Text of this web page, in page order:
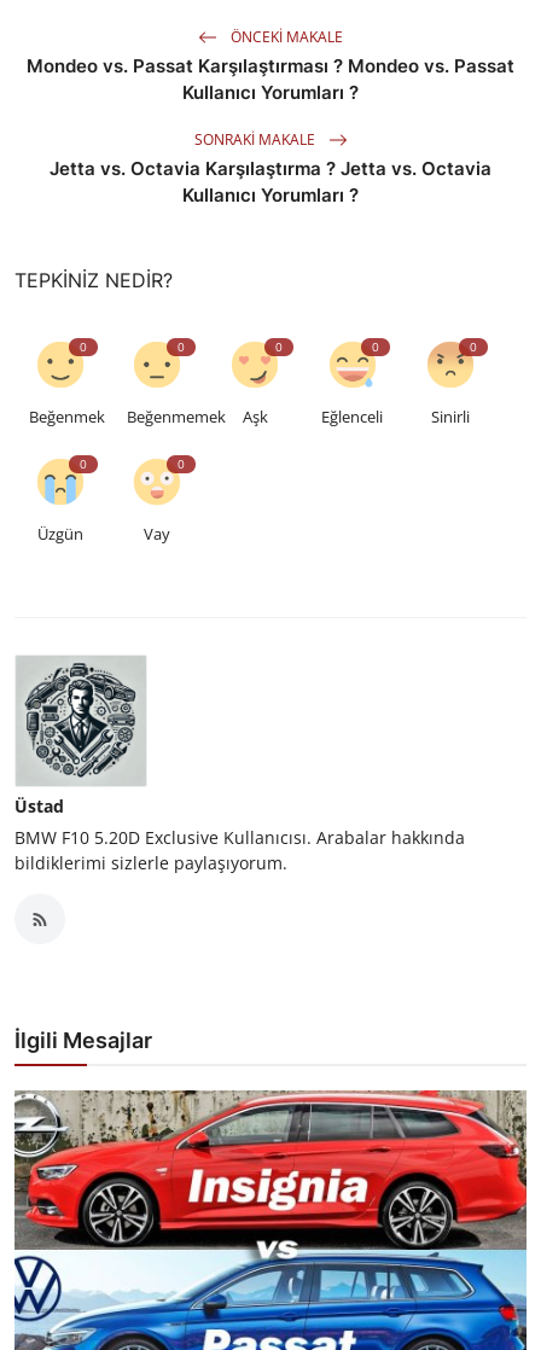
ÖNCEKI MAKALE
Mondeo vs. Passat Karşılaştırması ? Mondeo vs. Passat
Kullanıcı Yorumları ?
SONRAKI MAKALE
Jetta vs. Octavia Karşılaştırma ? Jetta vs. Octavia
Kullanıcı Yorumları ?
TEPKINIZ NEDIR?
0
Beğenmek
0
Beğenmemek
0
Aşk
0
Eğlenceli
0
Sinirli
0
Üzgün
0
Vay
Üstad
BMW F10 5.20D Exclusive Kullanıcısı. Arabalar hakkında
bildiklerimi sizlerle paylaşıyorum.
İlgili Mesajlar